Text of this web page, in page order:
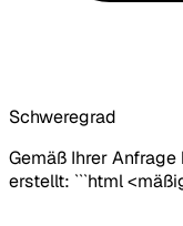
Schweregrad
Gemäß Ihrer
erstellt: ```html